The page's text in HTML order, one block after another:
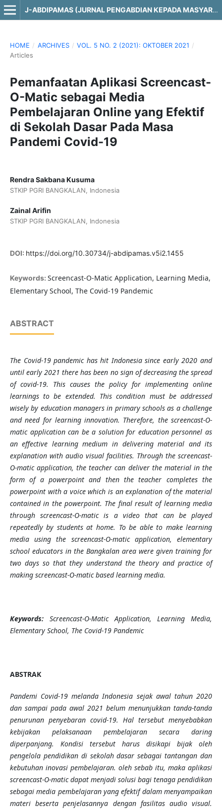
J-ABDIPAMAS (JURNAL PENGABDIAN KEPADA MASYARAKAT)
HOME / ARCHIVES / VOL. 5 NO. 2 (2021): OKTOBER 2021 /
Articles
Pemanfaatan Aplikasi Screencast-
O-Matic sebagai Media
Pembelajaran Online yang Efektif
di Sekolah Dasar Pada Masa
Pandemi Covid-19
Rendra Sakbana Kusuma
STKIP PGRI BANGKALAN, Indonesia
Zainal Arifin
STKIP PGRI BANGKALAN, Indonesia
DOI: https://doi.org/10.30734/j-abdipamas.v5i2.1455
Keywords: Screencast-O-Matic Application, Learning Media,
Elementary School, The Covid-19 Pandemic
ABSTRACT
The Covid-19 pandemic has hit Indonesia since early 2020 and
until early 2021 there has been no sign of decreasing the spread
of covid-19. This causes the policy for implementing online
learnings to be extended. This condition must be addressed
wisely by education managers in primary schools as a challenge
and need for learning innovation. Therefore, the screencast-O-
matic application can be a solution for education personnel as
an effective learning medium in delivering material and its
explanation with audio visual facilities. Through the screencast-
O-matic application, the teacher can deliver the material in the
form of a powerpoint and then the teacher completes the
powerpoint with a voice which is an explanation of the material
contained in the powerpoint. The final result of learning media
through screencast-O-matic is a video that can be played
repeatedly by students at home. To be able to make learning
media using the screencast-O-matic application, elementary
school educators in the Bangkalan area were given training for
two days so that they understand the theory and practice of
making screencast-O-matic based learning media.
Keywords:Screencast-O-Matic Application, Learning Media,
Elementary School, The Covid-19 Pandemic
ABSTRAK
Pandemi Covid-19 melanda Indonesia sejak awal tahun 2020
dan sampai pada awal 2021 belum menunjukkan tanda-tanda
penurunan penyebaran covid-19. Hal tersebut menyebabkan
kebijakan pelaksanaan pembelajaran secara daring
diperpanjang. Kondisi tersebut harus disikapi bijak oleh
pengelola pendidikan di sekolah dasar sebagai tantangan dan
kebutuhan inovasi pembelajaran. oleh sebab itu, maka aplikasi
screencast-O-matic dapat menjadi solusi bagi tenaga pendidikan
sebagai media pembelajaran yang efektif dalam menyampaikan
materi beserta penjelasannya dengan fasilitas audio visual.